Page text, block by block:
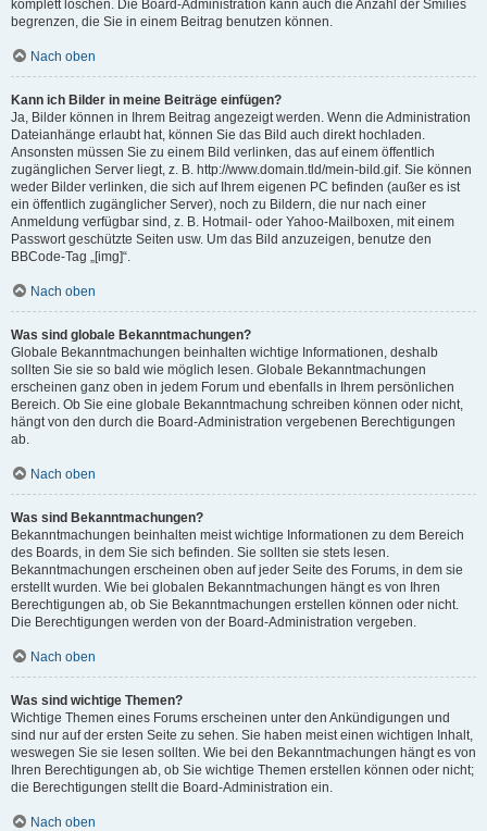
komplett löschen. Die Board-Administration kann auch die Anzahl der Smilies
begrenzen, die Sie in einem Beitrag benutzen können.
Nach oben
Kann ich Bilder in meine Beiträge einfügen?
Ja, Bilder können in Ihrem Beitrag angezeigt werden. Wenn die Administration
Dateianhänge erlaubt hat, können Sie das Bild auch direkt hochladen.
Ansonsten müssen Sie zu einem Bild verlinken, das auf einem öffentlich
zugänglichen Server liegt, z. B. http://www.domain.tld/mein-bild.gif. Sie können
weder Bilder verlinken, die sich auf Ihrem eigenen PC befinden (außer es ist
ein öffentlich zugänglicher Server), noch zu Bildern, die nur nach einer
Anmeldung verfügbar sind, z. B. Hotmail- oder Yahoo-Mailboxen, mit einem
Passwort geschützte Seiten usw. Um das Bild anzuzeigen, benutze den
BBCode-Tag „[img]“.
Nach oben
Was sind globale Bekanntmachungen?
Globale Bekanntmachungen beinhalten wichtige Informationen, deshalb
sollten Sie sie so bald wie möglich lesen. Globale Bekanntmachungen
erscheinen ganz oben in jedem Forum und ebenfalls in Ihrem persönlichen
Bereich. Ob Sie eine globale Bekanntmachung schreiben können oder nicht,
hängt von den durch die Board-Administration vergebenen Berechtigungen
ab.
Nach oben
Was sind Bekanntmachungen?
Bekanntmachungen beinhalten meist wichtige Informationen zu dem Bereich
des Boards, in dem Sie sich befinden. Sie sollten sie stets lesen.
Bekanntmachungen erscheinen oben auf jeder Seite des Forums, in dem sie
erstellt wurden. Wie bei globalen Bekanntmachungen hängt es von Ihren
Berechtigungen ab, ob Sie Bekanntmachungen erstellen können oder nicht.
Die Berechtigungen werden von der Board-Administration vergeben.
Nach oben
Was sind wichtige Themen?
Wichtige Themen eines Forums erscheinen unter den Ankündigungen und
sind nur auf der ersten Seite zu sehen. Sie haben meist einen wichtigen Inhalt,
weswegen Sie sie lesen sollten. Wie bei den Bekanntmachungen hängt es von
Ihren Berechtigungen ab, ob Sie wichtige Themen erstellen können oder nicht;
die Berechtigungen stellt die Board-Administration ein.
Nach oben